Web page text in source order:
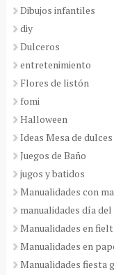
Dibujos infantiles
diy
Dulceros
entretenimiento
Flores de listón
fomi
Halloween
Ideas Mesa de dulces
Juegos de Baño
jugos y batidos
Manualidades con
manualidades día del
Manualidades en
Manualidades en
Manualidades fiesta